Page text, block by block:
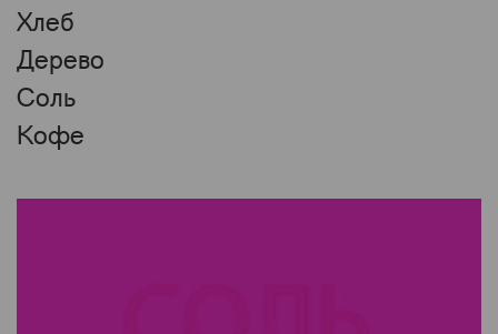
Хлеб
Дерево
Соль
Кофе